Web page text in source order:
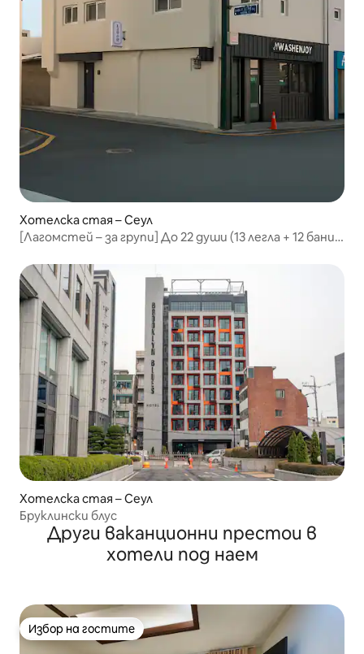
Хотелска стая – Сеул
[Лагомстей – за групи] До 22 души (13 легла + 12 бани)
семейно пътуване
Хотелска стая – Сеул
Бруклински блус
Други ваканционни престои в
хотели под наем
Избор на гостите
Избор на гостите